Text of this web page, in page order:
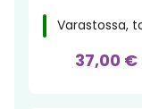
Varastossa,
37,00 €